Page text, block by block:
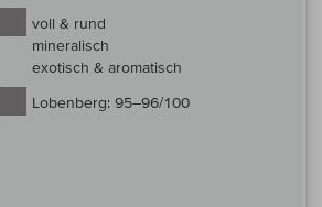
voll & rund
mineralisch
exotisch & aromatisch
Lobenberg: 95–96/100